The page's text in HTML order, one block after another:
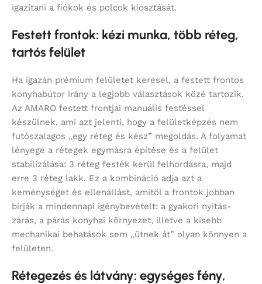
igazítani a fiókok és polcok kiosztását.
Festett frontok: kézi munka, több réteg,
tartós felület
Ha igazán prémium felületet keresel, a festett frontos
konyhabútor irány a legjobb választások közé tartozik.
Az AMARO festett frontjai manuális festéssel
készülnek, ami azt jelenti, hogy a felületképzés nem
futószalagos „egy réteg és kész” megoldás. A folyamat
lényege a rétegek egymásra építése és a felület
stabilizálása: 3 réteg festék kerül felhordásra, majd
erre 3 réteg lakk. Ez a kombináció adja azt a
keménységet és ellenállást, amitől a frontok jobban
bírják a mindennapi igénybevételt: a gyakori nyitás-
zárás, a párás konyhai környezet, illetve a kisebb
mechanikai behatások sem „ütnek át” olyan könnyen a
felületen.
Rétegezés és látvány: egységes fény,